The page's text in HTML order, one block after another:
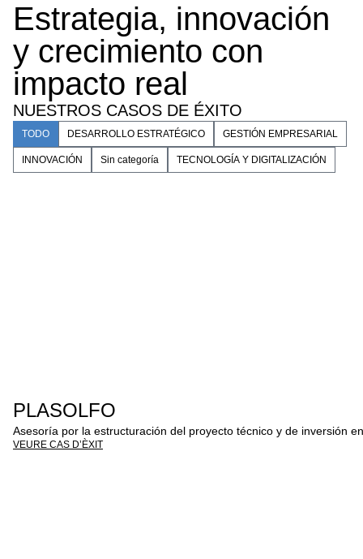
Estrategia, innovación
y crecimiento con
impacto real
NUESTROS CASOS DE ÉXITO
DESARROLLO ESTRATÉGICO GESTIÓN EMPRESARIAL
INNOVACIÓN Sin categoría TECNOLOGÍA Y DIGITALIZACIÓN
TODO
PLASOLFO
Asesoría por la estructuración del proyecto técnico y de inversión
VEURE CAS D’ÈXIT